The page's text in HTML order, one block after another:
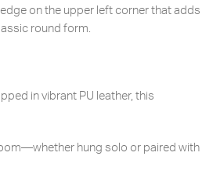
on the upper left corner that adds
round form.
in vibrant PU leather, this
hung solo or paired with